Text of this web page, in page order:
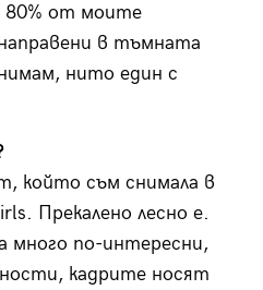
80% от моите
в тъмната
нито един с
който съм снимала в
Прекалено лесно е.
много по-интересни,
кадрите носят